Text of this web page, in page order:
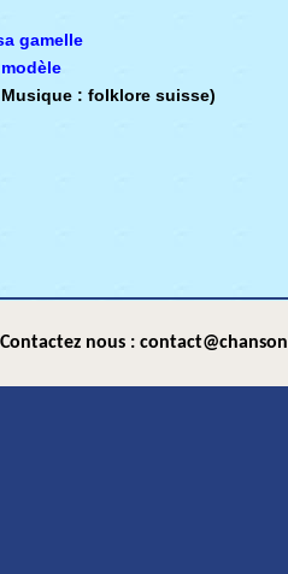
gamelle
: folklore suisse)
Contactez nous :